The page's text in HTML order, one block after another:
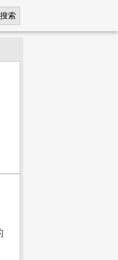
搜索